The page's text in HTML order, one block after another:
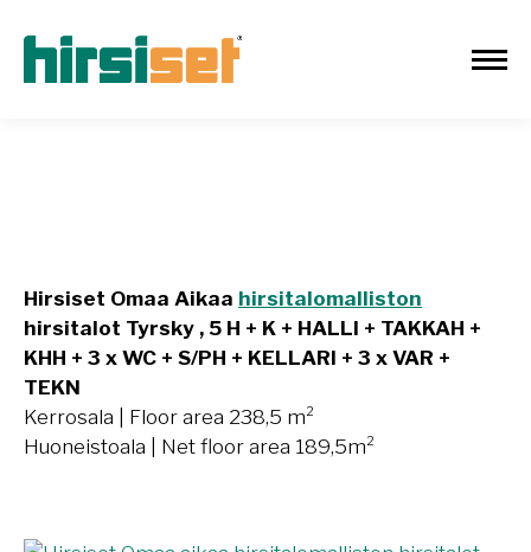
Hirsiset Omaa Aikaa hirsitalomalliston
hirsitalot Tyrsky , 5 H + K + HALLI + TAKKAH +
KHH + 3 x WC + S/PH + KELLARI + 3 x VAR +
TEKN
Kerrosala | Floor area 238,5 m²
Huoneistoala | Net floor area 189,5m²